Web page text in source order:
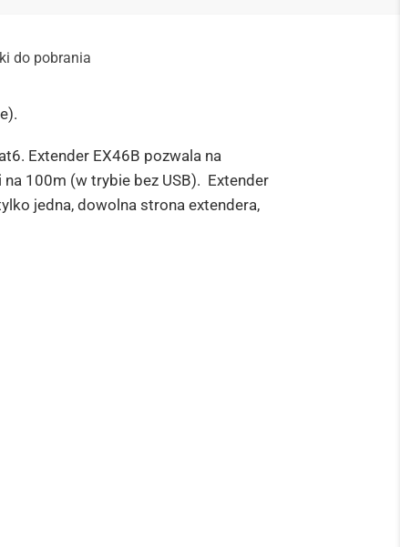
do pobrania
Extender EX46B pozwala na
100m (w trybie bez USB). Extender
jedna, dowolna strona extendera,